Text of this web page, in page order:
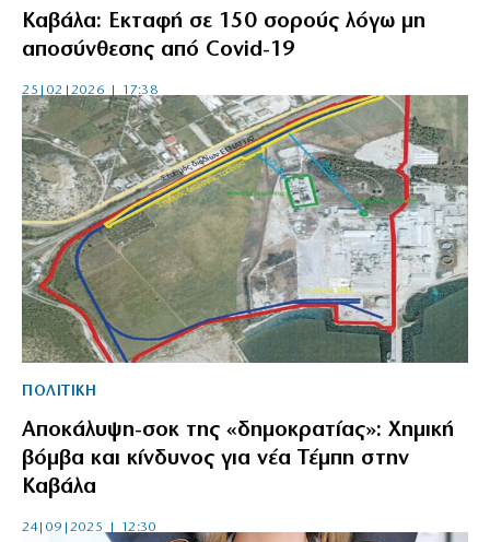
Καβάλα: Εκταφή σε 150 σορούς λόγω μη
αποσύνθεσης από Covid-19
25|02|2026 | 17:38
ΠΟΛΙΤΙΚΗ
Αποκάλυψη-σοκ της «δημοκρατίας»: Χημική
βόμβα και κίνδυνος για νέα Τέμπη στην
Καβάλα
24|09|2025 | 12:30